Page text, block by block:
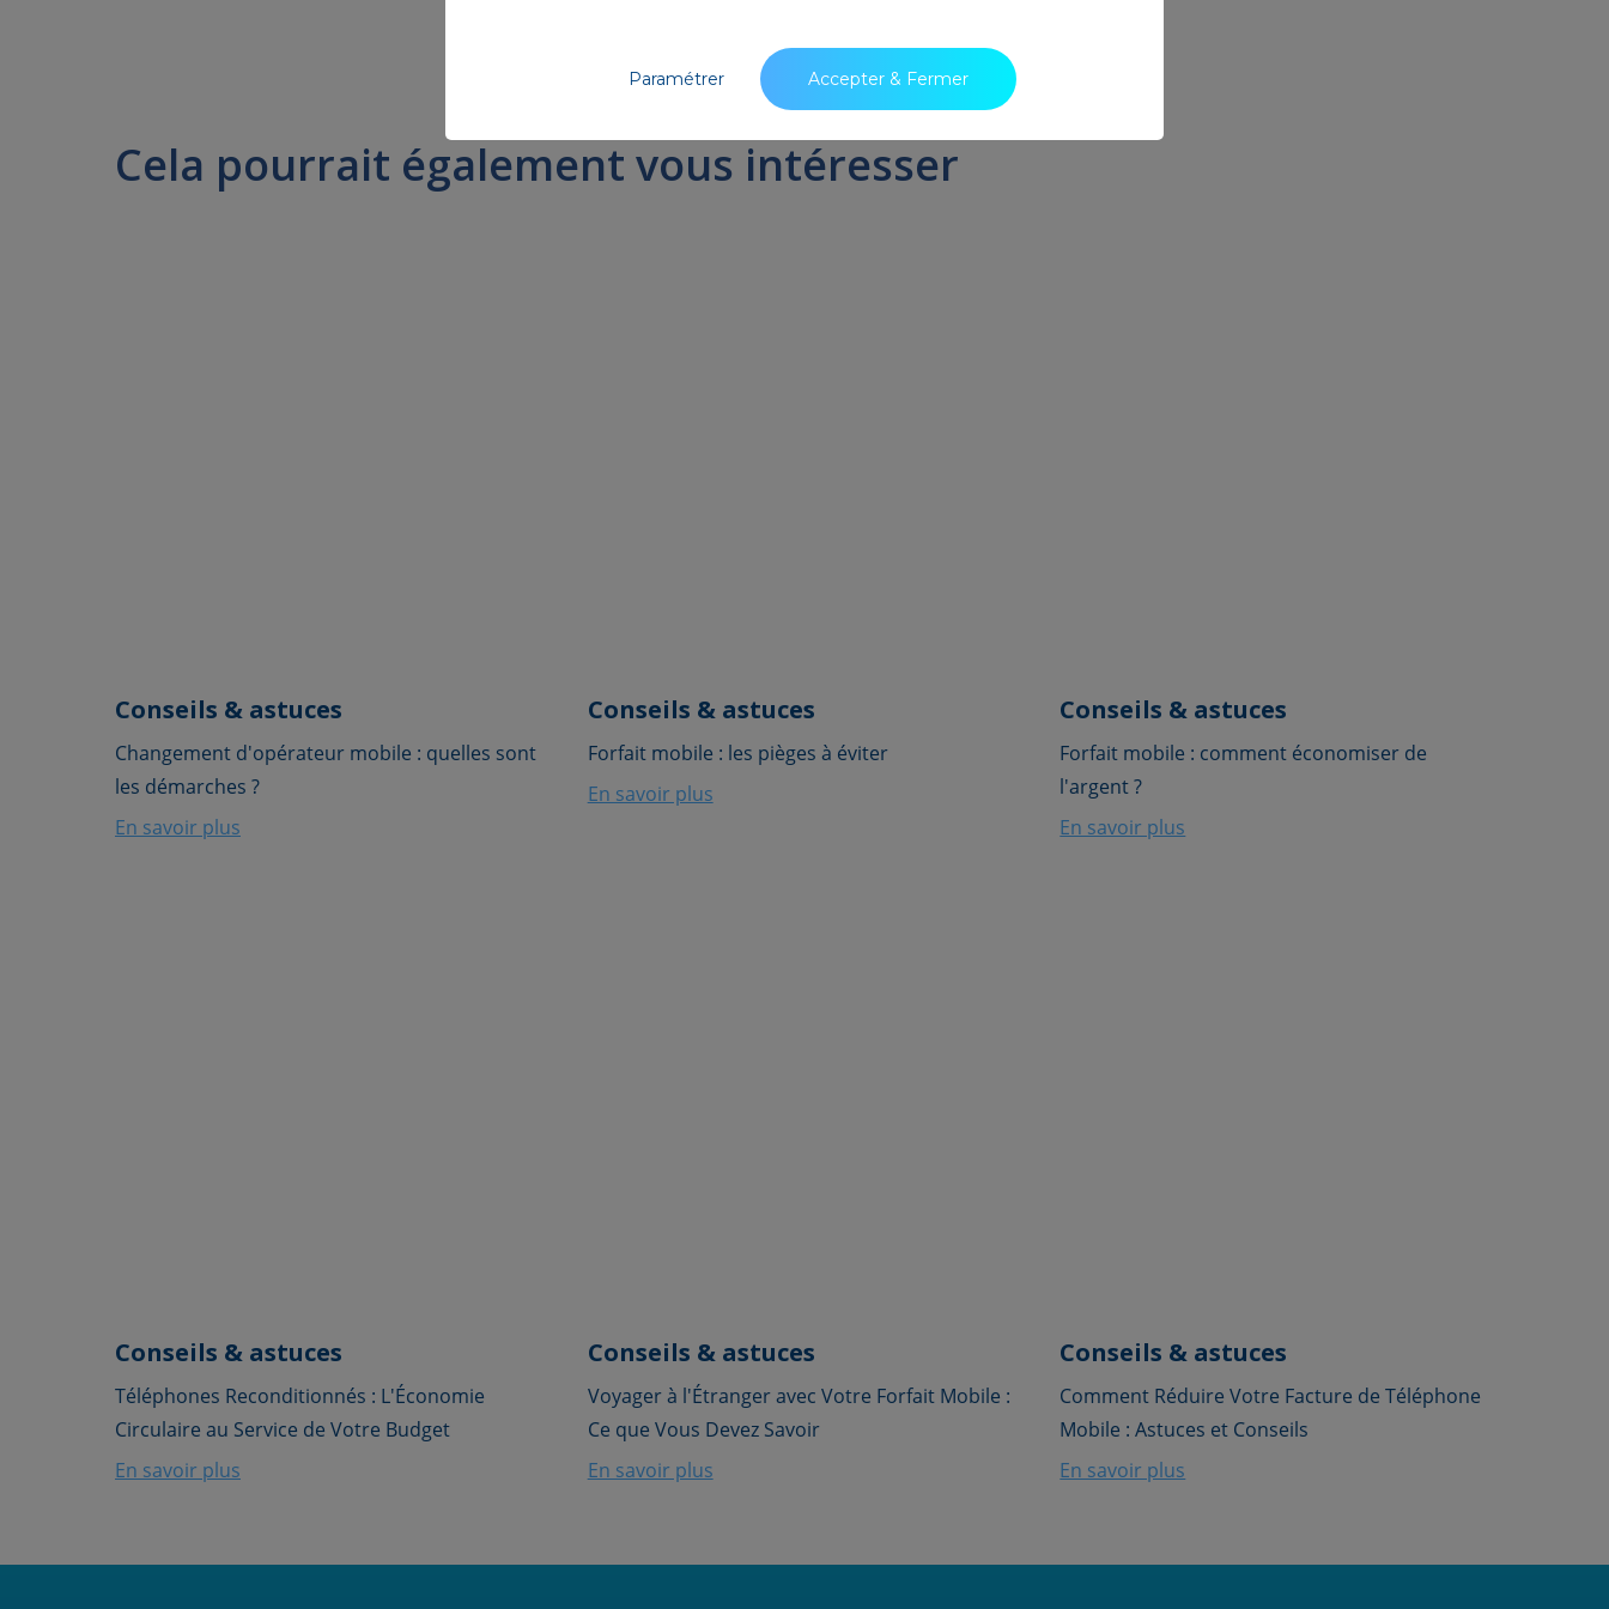
Cela pourrait également vous intéresser
Conseils & astuces
Changement d'opérateur mobile : quelles sont
les démarches ?
En savoir plus
Conseils & astuces
Forfait mobile : les pièges à éviter
En savoir plus
Conseils & astuces
Forfait mobile : comment économiser de
l'argent ?
En savoir plus
Conseils & astuces
Téléphones Reconditionnés : L'Économie
Circulaire au Service de Votre Budget
En savoir plus
Conseils & astuces
Voyager à l'Étranger avec Votre Forfait Mobile :
Ce que Vous Devez Savoir
En savoir plus
Conseils & astuces
Comment Réduire Votre Facture de Téléphone
Mobile : Astuces et Conseils
En savoir plus
Paramétrer Accepter & Fermer